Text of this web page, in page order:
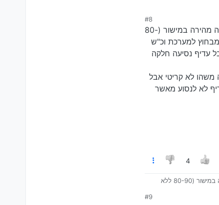
אז תסע דרך
#8
כבר לא רלוונטי למקרה הספציפי אבל אני קצת חולק עליך מתוך ניסיון אישי שמתי לב שבנסיעה מהירה במישור (80-
מבחוץ למערכת וכ"ש
עדיף נסיעה חלקה
משהו לא קריטי אבל
לא לנסוע מאשר
4
כבר לא רלוונטי למקרה הספציפי אבל אני קצת חולק עליך מתוך ניסיון אישי שמתי לב שבנסיעה מהירה במישור (80-90 ללא
#9